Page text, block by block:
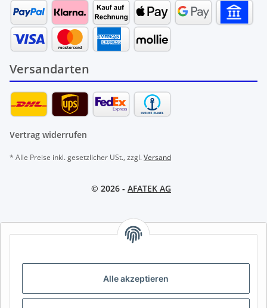
Alle akzeptieren
Versandarten
Vertrag widerrufen
* Alle Preise inkl. gesetzlicher USt., zzgl.Versand
© 2026 - AFATEK AG
AFATEK INTERNATIONAL – SELECT REGION & LANGUAGE |
AT CH (DE)